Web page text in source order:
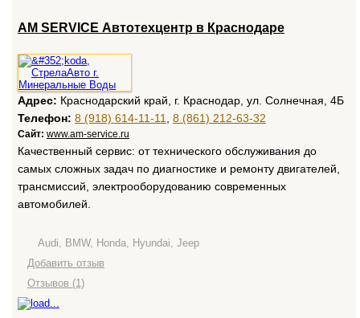
AM SERVICE Автотехцентр в Краснодаре
Адрес: Краснодарский край, г. Краснодар, ул. Солнечная, 4Б
Телефон: 8 (918) 614-11-11 8 (861) 212-63-32
Сайт: www.am-service.ru
Качественный сервис: от технического обслуживания до
самых сложных задач по диагностике и ремонту двигателей,
трансмиссий, электрооборудованию современных
автомобилей.
Audi, BMW, Honda, Hyundai, Jeep
Добавить отзыв
Отзывов (1)